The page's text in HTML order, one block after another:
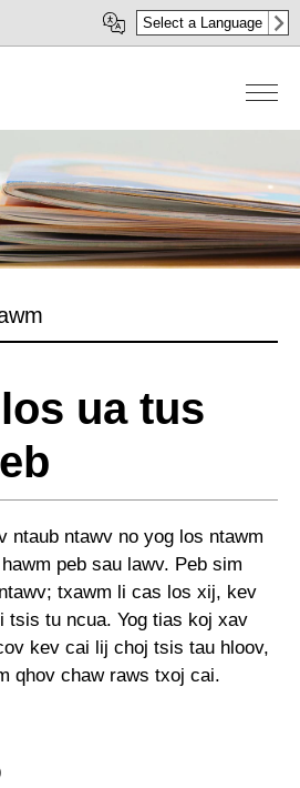
Select a Language
ua tus
ntaub ntawv no yog los ntawm
peb sau lawv. Peb sim
txawm li cas los xij, kev
tsis tu ncua. Yog tias koj xav
kev cai lij choj tsis tau hloov,
qhov chaw raws txoj cai.